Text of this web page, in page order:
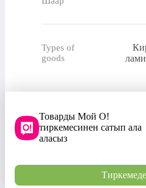
Types of
goods
Товарды Мой О!
тиркемесинен сатып ала
аласыз